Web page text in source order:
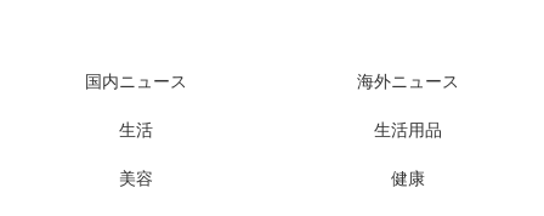
国内ニュース 海外ニュース
生活 生活用品
美容 健康